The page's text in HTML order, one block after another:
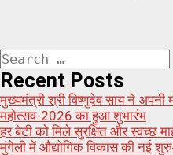
Search
for:
Recent Posts
मुख्यमंत्री श्री विष्णुदेव साय ने अपनी
महोत्सव-2026 का हुआ शुभारंभ
हर बेटी को मिले सुरक्षित और स्वच्छ
मुंगेली में औद्योगिक विकास की नई